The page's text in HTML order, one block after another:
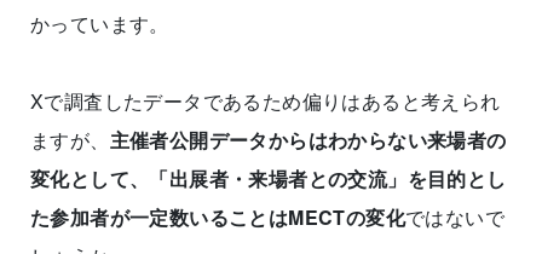
かっています。
Xで調査したデータであるため偏りはあると考えられ
ますが、 主催者公開データからはわからない来場者の
変化として、「出展者・来場者との交流」を目的とし
た参加者が一定数いることはMECTの変化ではないで